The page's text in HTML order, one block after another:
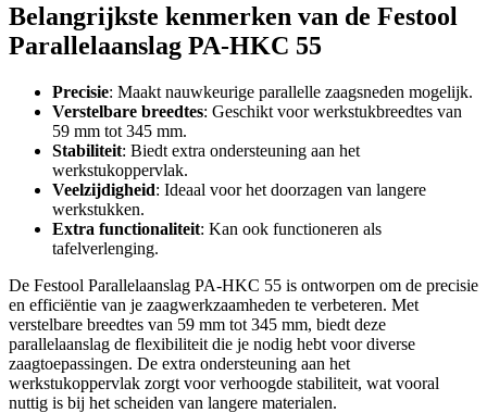
Belangrijkste kenmerken van de Festool
Parallelaanslag PA-HKC 55
Precisie: Maakt nauwkeurige parallelle zaagsneden mogelijk.
Verstelbare breedtes: Geschikt voor werkstukbreedtes van
59 mm tot 345 mm.
Stabiliteit: Biedt extra ondersteuning aan het
werkstukoppervlak.
Veelzijdigheid: Ideaal voor het doorzagen van langere
werkstukken.
Extra functionaliteit: Kan ook functioneren als
tafelverlenging.
De Festool Parallelaanslag PA-HKC 55 is ontworpen om de precisie
en efficiëntie van je zaagwerkzaamheden te verbeteren. Met
verstelbare breedtes van 59 mm tot 345 mm, biedt deze
parallelaanslag de flexibiliteit die je nodig hebt voor diverse
zaagtoepassingen. De extra ondersteuning aan het
werkstukoppervlak zorgt voor verhoogde stabiliteit, wat vooral
nuttig is bij het scheiden van langere materialen.